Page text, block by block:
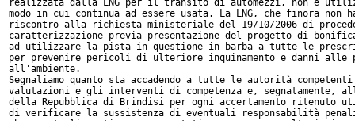
modo in cui continua ad essere usata. La LNG, che finora non
riscontro alla richiesta ministeriale del 19/10/2006 di
caratterizzazione previa presentazione del progetto di
ad utilizzare la pista in questione in barba a tutte le
per prevenire pericoli di ulteriore inquinamento e danni alle
all'ambiente.
Segnaliamo quanto sta accadendo a tutte le autorità
valutazioni e gli interventi di competenza e, segnatamente,
della Repubblica di Brindisi per ogni accertamento ritenuto
di verificare la sussistenza di eventuali responsabilità